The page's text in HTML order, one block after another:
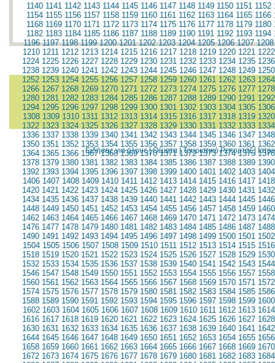
1140 1141 1142 1143 1144 1145 1146 1147 1148 1149 1150 1151 1152
1154 1155 1156 1157 1158 1159 1160 1161 1162 1163 1164 1165 1166
1168 1169 1170 1171 1172 1173 1174 1175 1176 1177 1178 1179 1180
1182 1183 1184 1185 1186 1187 1188 1189 1190 1191 1192 1193 1194
1196 1197 1198 1199 1200 1201 1202 1203 1204 1205 1206 1207 1208
1210 1211 1212 1213 1214 1215 1216 1217 1218 1219 1220 1221 1222
1224 1225 1226 1227 1228 1229 1230 1231 1232 1233 1234 1235 1236
1238 1239 1240 1241 1242 1243 1244 1245 1246 1247 1248 1249 1250
1252 1253 1254 1255 1256 1257 1258 1259 1260 1261 1262 1263 1264
1266 1267 1268 1269 1270 1271 1272 1273 1274 1275 1276 1277 1278
1280 1281 1282 1283 1284 1285 1286 1287 1288 1289 1290 1291 1292
1294 1295 1296 1297 1298 1299 1300 1301 1302 1303 1304 1305 1306
1308 1309 1310 1311 1312 1313 1314 1315 1316 1317 1318 1319 1320
1322 1323 1324 1325 1326 1327 1328 1329 1330 1331 1332 1333 1334
1336 1337 1338 1339 1340 1341 1342 1343 1344 1345 1346 1347 1348
1350 1351 1352 1353 1354 1355 1356 1357 1358 1359 1360 1361 1362
1364 1365 1366 1367 1368 1369 1370 1371 1372 1373 1374 1375 1376
1378 1379 1380 1381 1382 1383 1384 1385 1386 1387 1388 1389 1390
1392 1393 1394 1395 1396 1397 1398 1399 1400 1401 1402 1403 1404
1406 1407 1408 1409 1410 1411 1412 1413 1414 1415 1416 1417 1418
1420 1421 1422 1423 1424 1425 1426 1427 1428 1429 1430 1431 1432
1434 1435 1436 1437 1438 1439 1440 1441 1442 1443 1444 1445 1446
1448 1449 1450 1451 1452 1453 1454 1455 1456 1457 1458 1459 1460
1462 1463 1464 1465 1466 1467 1468 1469 1470 1471 1472 1473 1474
1476 1477 1478 1479 1480 1481 1482 1483 1484 1485 1486 1487 1488
1490 1491 1492 1493 1494 1495 1496 1497 1498 1499 1500 1501 1502
1504 1505 1506 1507 1508 1509 1510 1511 1512 1513 1514 1515 1516
1518 1519 1520 1521 1522 1523 1524 1525 1526 1527 1528 1529 1530
1532 1533 1534 1535 1536 1537 1538 1539 1540 1541 1542 1543 1544
1546 1547 1548 1549 1550 1551 1552 1553 1554 1555 1556 1557 1558
1560 1561 1562 1563 1564 1565 1566 1567 1568 1569 1570 1571 1572
1574 1575 1576 1577 1578 1579 1580 1581 1582 1583 1584 1585 1586
1588 1589 1590 1591 1592 1593 1594 1595 1596 1597 1598 1599 1600
1602 1603 1604 1605 1606 1607 1608 1609 1610 1611 1612 1613 1614
1616 1617 1618 1619 1620 1621 1622 1623 1624 1625 1626 1627 1628
1630 1631 1632 1633 1634 1635 1636 1637 1638 1639 1640 1641 1642
1644 1645 1646 1647 1648 1649 1650 1651 1652 1653 1654 1655 1656
1658 1659 1660 1661 1662 1663 1664 1665 1666 1667 1668 1669 1670
1672 1673 1674 1675 1676 1677 1678 1679 1680 1681 1682 1683 1684
Ειδήσεις για όλους|Θέματα|Τουριστικό Ρεπορτάζ|